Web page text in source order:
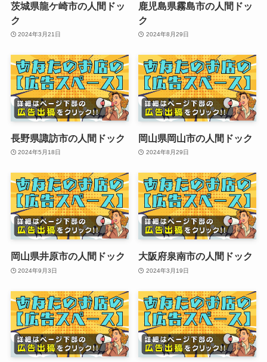
茨城県龍ケ崎市の人間ドッ
ク
2024年3月21日
鹿児島県霧島市の人間ドッ
ク
2024年8月29日
長野県諏訪市の人間ドック
2024年5月18日
岡山県岡山市の人間ドック
2024年8月29日
岡山県井原市の人間ドック
2024年9月3日
大阪府泉南市の人間ドック
2024年3月19日